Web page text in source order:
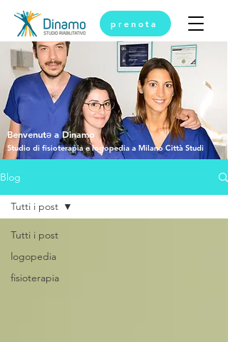
Benvenutǝ a Dinamo
Studio di fisioterapia e logopedia a Milano Città Studi
prenota
Blog
Tutti i post
logopedia
fisioterapia
Tutti i post